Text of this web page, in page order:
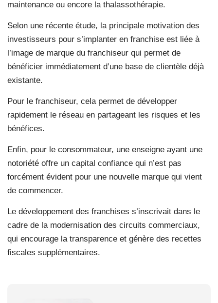
maintenance ou encore la thalassothérapie.
Selon une récente étude, la principale motivation des
investisseurs pour s’implanter en franchise est liée à
l’image de marque du franchiseur qui permet de
bénéficier immédiatement d’une base de clientèle déjà
existante.
Pour le franchiseur, cela permet de développer
rapidement le réseau en partageant les risques et les
bénéfices.
Enfin, pour le consommateur, une enseigne ayant une
notoriété offre un capital confiance qui n’est pas
forcément évident pour une nouvelle marque qui vient
de commencer.
Le développement des franchises s’inscrivait dans le
cadre de la modernisation des circuits commerciaux,
qui encourage la transparence et génère des recettes
fiscales supplémentaires.